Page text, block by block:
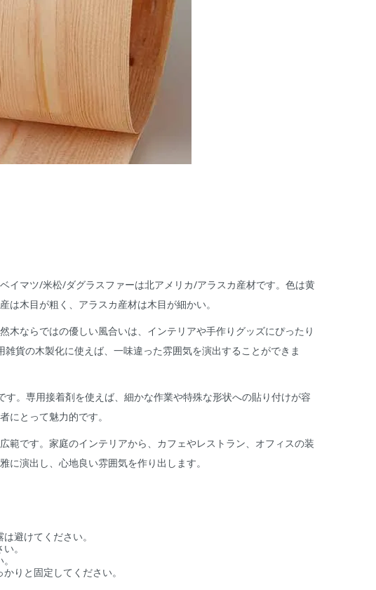
イマツ/米松/ダグラスファーは北アメリカ/アラスカ産材です。色は黄
木目が粗く、アラスカ産材は木目が細かい。
木ならではの優しい風合いは、インテリアや手作りグッズにぴったり
貨の木製化に使えば、一味違った雰囲気を演出することができま
。専用接着剤を使えば、細かな作業や特殊な形状への貼り付けが容
にとって魅力的です。
範です。家庭のインテリアから、カフェやレストラン、オフィスの装
演出し、心地良い雰囲気を作り出します。
避けてください。
。
りと固定してください。